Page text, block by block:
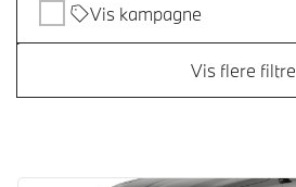
Vis kampagne
Vis flere filtre